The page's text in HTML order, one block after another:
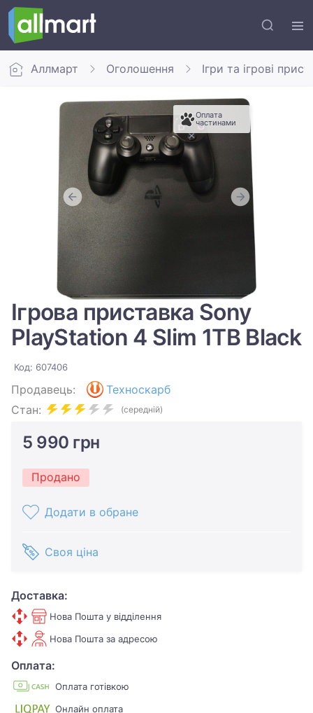
Аллмарт Оголошення Ігри та ігрові
Оплата
частинами
Ігрова приставка Sony
PlayStation 4 Slim 1TB Black
Код: 607406
Продавець:
Техноскарб
Стан:
(середній)
5 990 грн
Продано
Додати в обране
Своя ціна
Доставка:
Нова Пошта у відділення
Нова Пошта за адресою
Оплата:
Оплата готівкою
Онлайн оплата